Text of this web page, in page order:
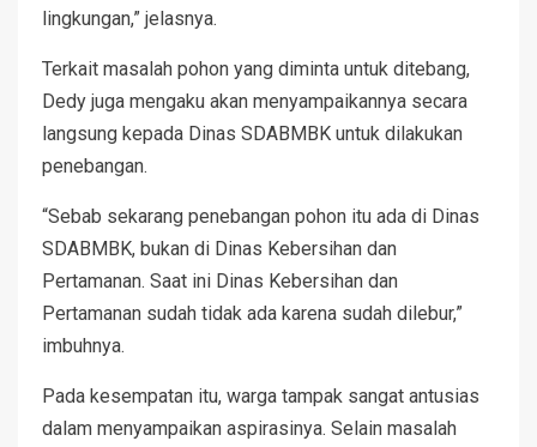
lingkungan,” jelasnya.
Terkait masalah pohon yang diminta untuk ditebang,
Dedy juga mengaku akan menyampaikannya secara
langsung kepada Dinas SDABMBK untuk dilakukan
penebangan.
“Sebab sekarang penebangan pohon itu ada di Dinas
SDABMBK, bukan di Dinas Kebersihan dan
Pertamanan. Saat ini Dinas Kebersihan dan
Pertamanan sudah tidak ada karena sudah dilebur,”
imbuhnya.
Pada kesempatan itu, warga tampak sangat antusias
dalam menyampaikan aspirasinya. Selain masalah